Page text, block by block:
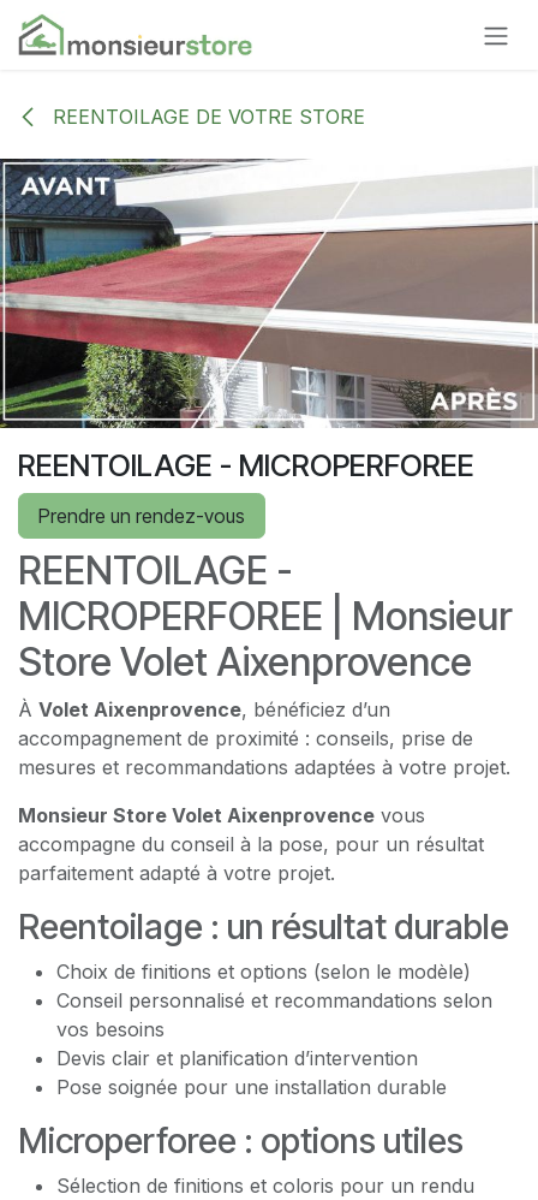
Se rendre au contenu
REENTOILAGE DE VOTRE STORE
REENTOILAGE - MICROPERFOREE
Prendre un rendez-vous
REENTOILAGE -
MICROPERFOREE | Monsieur
Store Volet Aixenprovence
À Volet Aixenprovence, bénéficiez d’un
accompagnement de proximité : conseils, prise de
mesures et recommandations adaptées à votre projet.
Monsieur Store Volet Aixenprovence vous
accompagne du conseil à la pose, pour un résultat
parfaitement adapté à votre projet.
Reentoilage : un résultat durable
Choix de finitions et options (selon le modèle)
Conseil personnalisé et recommandations selon
vos besoins
Devis clair et planification d’intervention
Pose soignée pour une installation durable
Microperforee : options utiles
Sélection de finitions et coloris pour un rendu